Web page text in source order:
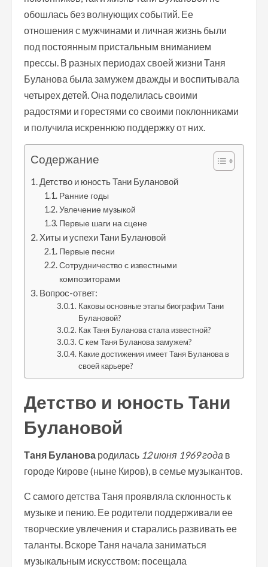
обошлась без волнующих событий. Ее
отношения с мужчинами и личная жизнь были
под постоянным пристальным вниманием
прессы. В разных периодах своей жизни Таня
Буланова была замужем дважды и воспитывала
четырех детей. Она поделилась своими
радостями и горестями со своими поклонниками
и получила искреннюю поддержку от них.
Содержание
Детство и юность Тани Булановой
Ранние годы
Увлечение музыкой
Первые шаги на сцене
Хиты и успехи Тани Булановой
Первые песни
Сотрудничество с известными
композиторами
Вопрос-ответ:
Каковы основные этапы биографии Тани
Булановой?
Как Таня Буланова стала известной?
С кем Таня Буланова замужем?
Какие достижения имеет Таня Буланова в
своей карьере?
Детство и юность Тани
Булановой
Таня Буланова родилась 12 июня 1969 года в
городе Кирове (ныне Киров), в семье музыкантов.
С самого детства Таня проявляла склонность к
музыке и пению. Ее родители поддерживали ее
творческие увлечения и старались развивать ее
таланты. Вскоре Таня начала заниматься
музыкальным искусством: посещала